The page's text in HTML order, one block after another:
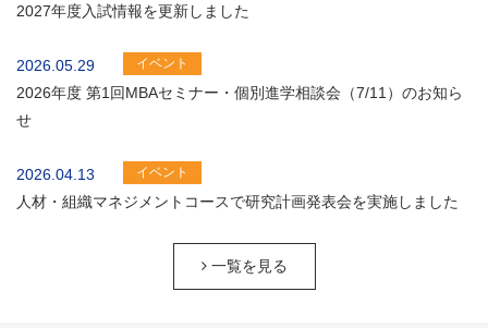
2027年度入試情報を更新しました
2026.05.29 イベント
2026年度 第1回MBAセミナー・個別進学相談会（7/11）のお知ら
せ
2026.04.13 イベント
人材・組織マネジメントコースで研究計画発表会を実施しました
一覧を見る